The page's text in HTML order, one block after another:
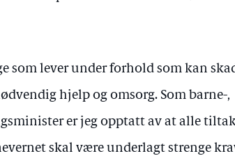
som lever under forhold som kan
hjelp og omsorg. Som barne-,
er jeg opptatt av at alle
skal være underlagt strenge